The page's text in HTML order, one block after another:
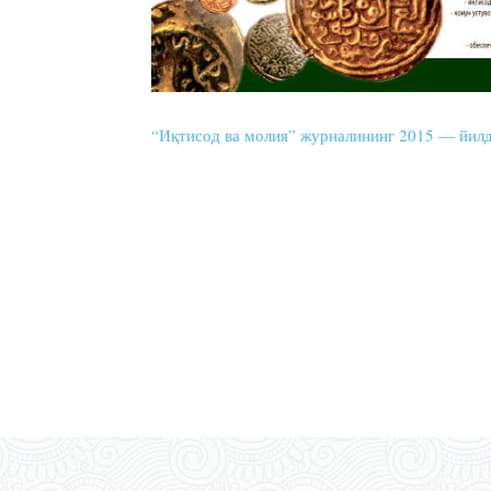
“Иқтисод ва молия” журналининг 2015 —